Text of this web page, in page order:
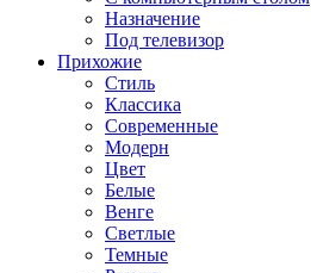
Назначение
Под телевизор
Прихожие
Стиль
Классика
Современные
Модерн
Цвет
Белые
Венге
Светлые
Темные